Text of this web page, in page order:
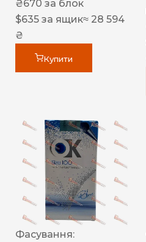
₴670 за блок
$635 за ящик≈ 28 594
₴
Купити
Фасування: